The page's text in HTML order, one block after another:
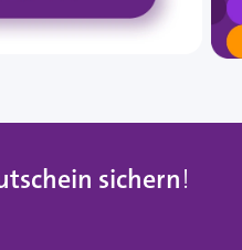
sichern!